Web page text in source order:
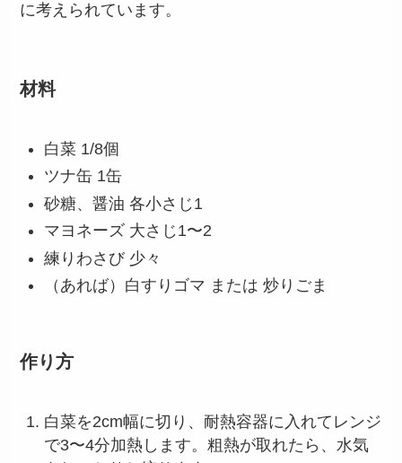
に考えられています。
材料
白菜 1/8個
ツナ缶 1缶
砂糖、醤油 各小さじ1
マヨネーズ 大さじ1〜2
練りわさび 少々
（あれば）白すりゴマ または 炒りごま
作り方
白菜を2cm幅に切り、耐熱容器に入れてレンジ
で3〜4分加熱します。粗熱が取れたら、水気